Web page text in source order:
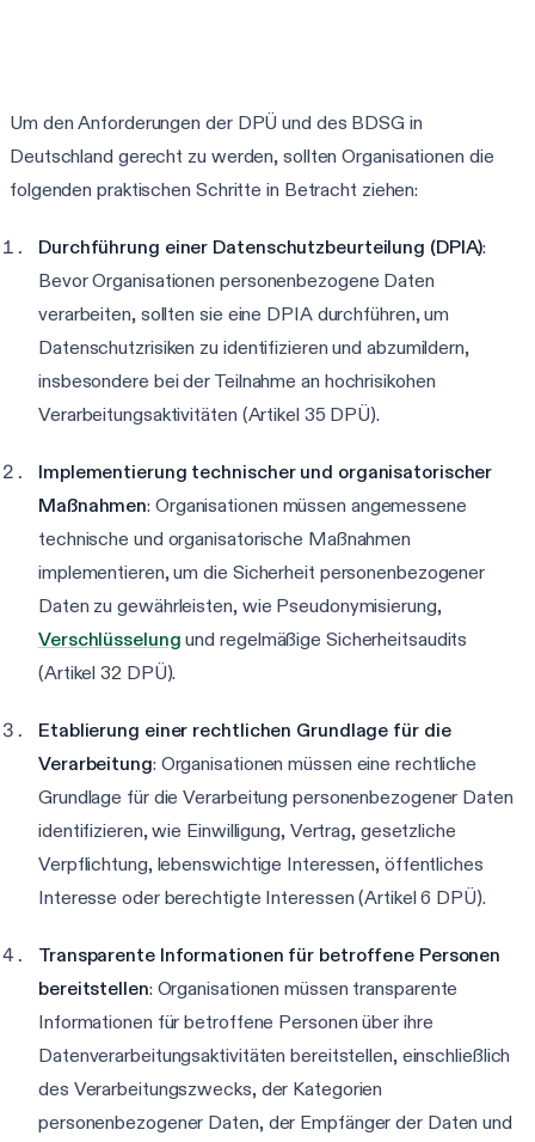
Um den Anforderungen der DPÜ und des BDSG in
Deutschland gerecht zu werden, sollten Organisationen die
folgenden praktischen Schritte in Betracht ziehen:
Durchführung einer Datenschutzbeurteilung (DPIA):
Bevor Organisationen personenbezogene Daten
verarbeiten, sollten sie eine DPIA durchführen, um
Datenschutzrisiken zu identifizieren und abzumildern,
insbesondere bei der Teilnahme an hochrisikohen
Verarbeitungsaktivitäten (Artikel 35 DPÜ).
Implementierung technischer und organisatorischer
Maßnahmen: Organisationen müssen angemessene
technische und organisatorische Maßnahmen
implementieren, um die Sicherheit personenbezogener
Daten zu gewährleisten, wie Pseudonymisierung,
Verschlüsselung und regelmäßige Sicherheitsaudits
(Artikel 32 DPÜ).
Etablierung einer rechtlichen Grundlage für die
Verarbeitung: Organisationen müssen eine rechtliche
Grundlage für die Verarbeitung personenbezogener Daten
identifizieren, wie Einwilligung, Vertrag, gesetzliche
Verpflichtung, lebenswichtige Interessen, öffentliches
Interesse oder berechtigte Interessen (Artikel 6 DPÜ).
Transparente Informationen für betroffene Personen
bereitstellen: Organisationen müssen transparente
Informationen für betroffene Personen über ihre
Datenverarbeitungsaktivitäten bereitstellen, einschließlich
des Verarbeitungszwecks, der Kategorien
personenbezogener Daten, der Empfänger der Daten und